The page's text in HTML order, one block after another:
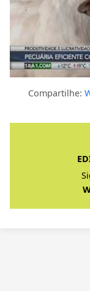
Clique para ver a
Compartilhe: